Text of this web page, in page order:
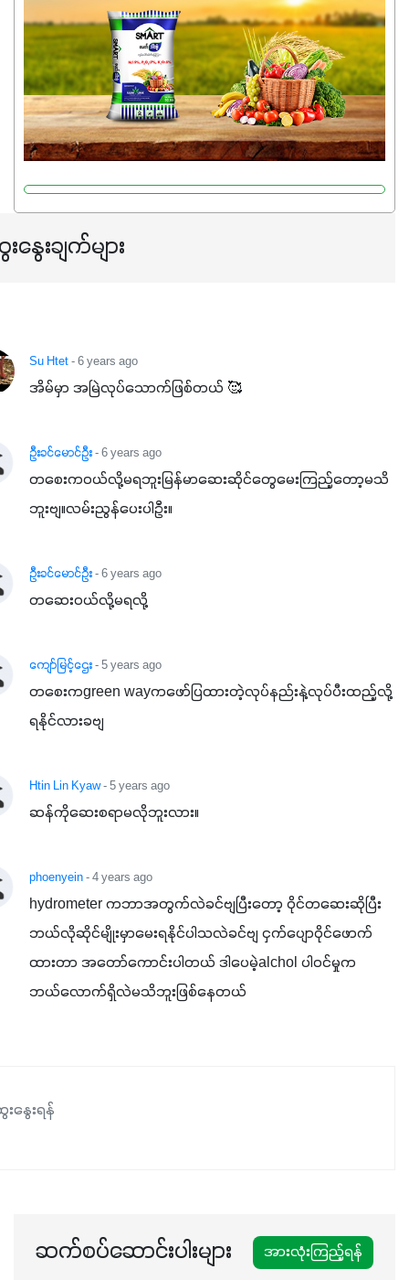
ပြီး အစာချက်လုပ်မှုအားကောင်းစေပါတယ်။ အပင်၏ပင်ပိုင်း
ကြီးထွားမှုကို တိုးမြင့်စေကာ အပင်သန်၍ အကြီးမြန်စေပါတယ်။
သင့်တော်တဲ့ Phosphorus 7%ပါဝင်မှုကြောင့် အပင်ရဲ့ အမြစ်
ဖွဲ့စည်းတည်ဆောက်မှုကို ပို၍သန်မာလာအောင် အားပေးပါ
တယ်။ ဒါ့အပြင် ပန်းပွင့်ခြင်း၊အသီးသီးခြင်း၊အစေ့တည်ခြင်း
လုပ်ငန်းစဉ်များကိုလည်း အားပေးပါတယ်။ လုံလောက်တဲ့
Potassium 8%က အပင်ရဲ့ ရောဂါဒဏ်၊ရာသီဥတုဒဏ်ခံနိုင်ရည်
အရသာ ပိုမိုကောင်းမွန်စေဖို့အတွက် လိုအပ်တဲ့အာဟာရဓာတ်
ဖြစ်ပါတယ်။ ဟူးမစ်အက်စစ်ပါဝင်ပေါင်းစပ်ထားတဲ့အတွက်
နှံစားသီးနှံများ၊ပဲအမျိုးမျိုး၊ဟင်းသီးဟင်းရွက်နဲ့ ဥယျာဉ်ခြံသီးနှံ
အားလုံးမှာ အသုံးပြုနိုင်တယ်ဆိုတော့ တစ်မျိုးတည်းနဲ့ အားလုံး
မတ်သီးစုံကို သုံးကြပါစို့....
နွေးချက်များ
Su Htet- 6 years ago
အိမ်မှာ အမြဲလုပ်သောက်ဖြစ်တယ် 🥰
ဦးခင်မောင်ဦး- 6 years ago
တစေးကဝယ်လို့မရဘူးမြန်မာဆေးဆိုင်တွေမေးကြည့်တော့မသိ
ဘူးဗျ။လမ်းညွန်ပေးပါဦး။
ဦးခင်မောင်ဦး- 6 years ago
တဆေးဝယ်လို့မရလို့
ကျော်မြင့်ဌေး- 5 years ago
တစေးကgreen wayကဖော်ပြထားတဲ့လုပ်နည်းနဲ့လုပ်ပီးထည့်လို့
ရနိုင်လားခဗျ
Htin Lin Kyaw- 5 years ago
ဆန်ကိုဆေးစရာမလိုဘူးလား။
phoenyein- 4 years ago
hydrometer ကဘာအတွက်လဲခင်ဗျပြီးတော့ ဝိုင်တဆေးဆိုပြီး
ဘယ်လိုဆိုင်မျိုးမှာမေးရနိုင်ပါသလဲခင်ဗျ ငှက်ပျောဝိုင်ဖောက်
ထားတာ အတော်ကောင်းပါတယ် ဒါပေမဲ့alchol ပါဝင်မှုက
ဘယ်လောက်ရှိလဲမသိဘူးဖြစ်နေတယ်
နွေးရန်
ဆက်စပ်ဆောင်းပါးများ အားလုံးကြည့်ရန်